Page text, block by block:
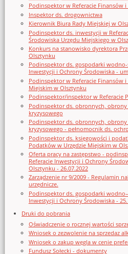
Podinspektor w Referacie Finansów
Inspektor ds. drogownictwa
Kierownik Biura Rady Miejskiej w
Podinspektor ds. inwestycji w
Środowiska Urzędu Miejskiego w
Konkurs na stanowisko dyrektora
Olsztynku
Podinspektor ds. gospodarki
Inwestycji i Ochrony Środowiska -
Podinspektor w Referacie Finansów
Miejskim w Olsztynku
Podinspektor/inspektor w Referacie
Podinspektor ds. obronnych, obrony
kryzysowego
Podinspektor ds. obronnych, obrony
kryzysowego - pełnomocnik ds.
Podinspektor ds. księgowości i
Podatków w Urzędzie Miejskim w
Oferta pracy na zastępstwo -
Referacie Inwestycji i Ochrony
Olsztynku - 26.07.2022
Zarządzenie nr 9/2009 - Regulamin
urzędnicze.
Podinspektor ds. gospodarki
Inwestycji i Ochrony Środowiska -
Druki do pobrania
Oświadczenie o rocznej wartości
Wniosek o zezwolenie na sprzedaz
Wniosek o zakup węgla w cenie
Fundusz Sołecki - dokumenty